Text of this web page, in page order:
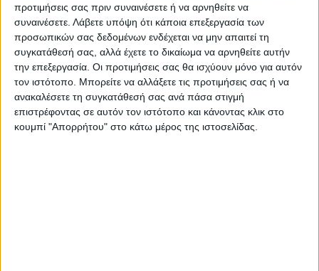
προτιμήσεις σας πριν συναινέσετε ή να αρνηθείτε να
συναινέσετε. Λάβετε υπόψη ότι κάποια επεξεργασία των
προσωπικών σας δεδομένων ενδέχεται να μην απαιτεί τη
συγκατάθεσή σας, αλλά έχετε το δικαίωμα να αρνηθείτε αυτήν
την επεξεργασία. Οι προτιμήσεις σας θα ισχύουν μόνο για αυτόν
τον ιστότοπο. Μπορείτε να αλλάξετε τις προτιμήσεις σας ή να
ανακαλέσετε τη συγκατάθεσή σας ανά πάσα στιγμή
επιστρέφοντας σε αυτόν τον ιστότοπο και κάνοντας κλικ στο
κουμπί "Απορρήτου" στο κάτω μέρος της ιστοσελίδας.
Ακολούθησε την εφημερίδα ΝΕΟΣ
ΑΓΩΝ στο Google News!
Όλες οι εξελίξεις στην περιοχή της
Καρδίτσας και ευρύτερα της Θεσσαλίας
ΠΡΟΗΓΟΥΜΕΝΟ ΑΡΘΡΟ
Ο Σάκης Σόκλας μιλάει στο
ΕΠΟΜΕΝΟ ΑΡΘΡΟ
Συνεχίζετε να διαπιστώνετε